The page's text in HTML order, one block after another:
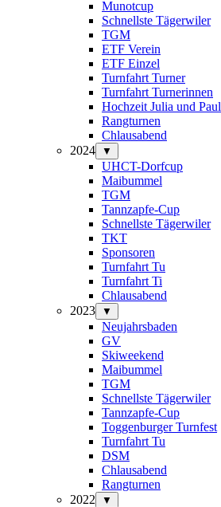
Munotcup
Schnellste Tägerwiler
TGM
ETF Verein
ETF Einzel
Turnfahrt Turner
Turnfahrt Turnerinnen
Hochzeit Julia und Paul
Rangturnen
Chlausabend
2024
▼
UHCT-Dorfcup
Maibummel
TGM
Tannzapfe-Cup
Schnellste Tägerwiler
TKT
Sponsoren
Turnfahrt Tu
Turnfahrt Ti
Chlausabend
2023
▼
Neujahrsbaden
GV
Skiweekend
Maibummel
TGM
Schnellste Tägerwiler
Tannzapfe-Cup
Toggenburger Turnfest
Turnfahrt Tu
DSM
Chlausabend
Rangturnen
2022
▼